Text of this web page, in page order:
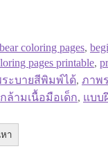
bear coloring pages,
pages printable,
ะบายสีพิมพ์ได้, ภาพ
ล้ามเนื้อมือเด็ก, แบบ
า